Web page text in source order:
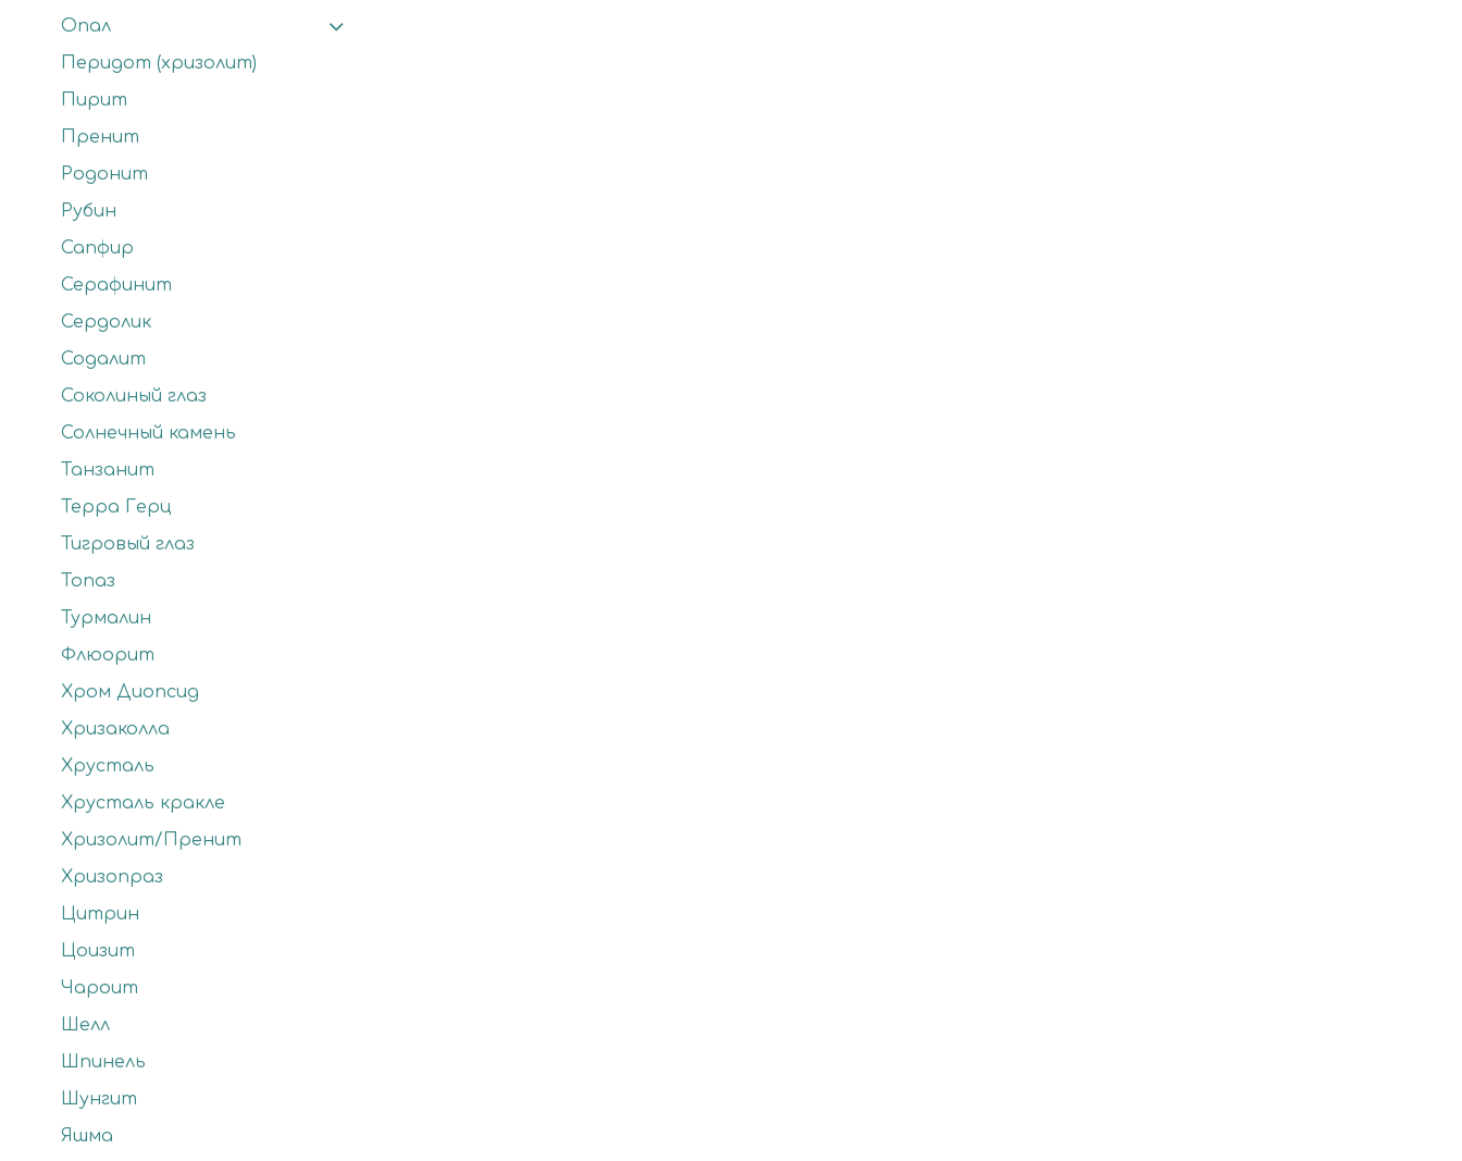
Опал
Перидот (хризолит)
Пирит
Пренит
Родонит
Рубин
Сапфир
Серафинит
Сердолик
Содалит
Соколиный глаз
Солнечный камень
Танзанит
Терра Герц
Тигровый глаз
Топаз
Турмалин
Флюорит
Хром Диопсид
Хризаколла
Хрусталь
Хрусталь кракле
Хризолит/Пренит
Хризопраз
Цитрин
Цоизит
Чароит
Шелл
Шпинель
Шунгит
Яшма